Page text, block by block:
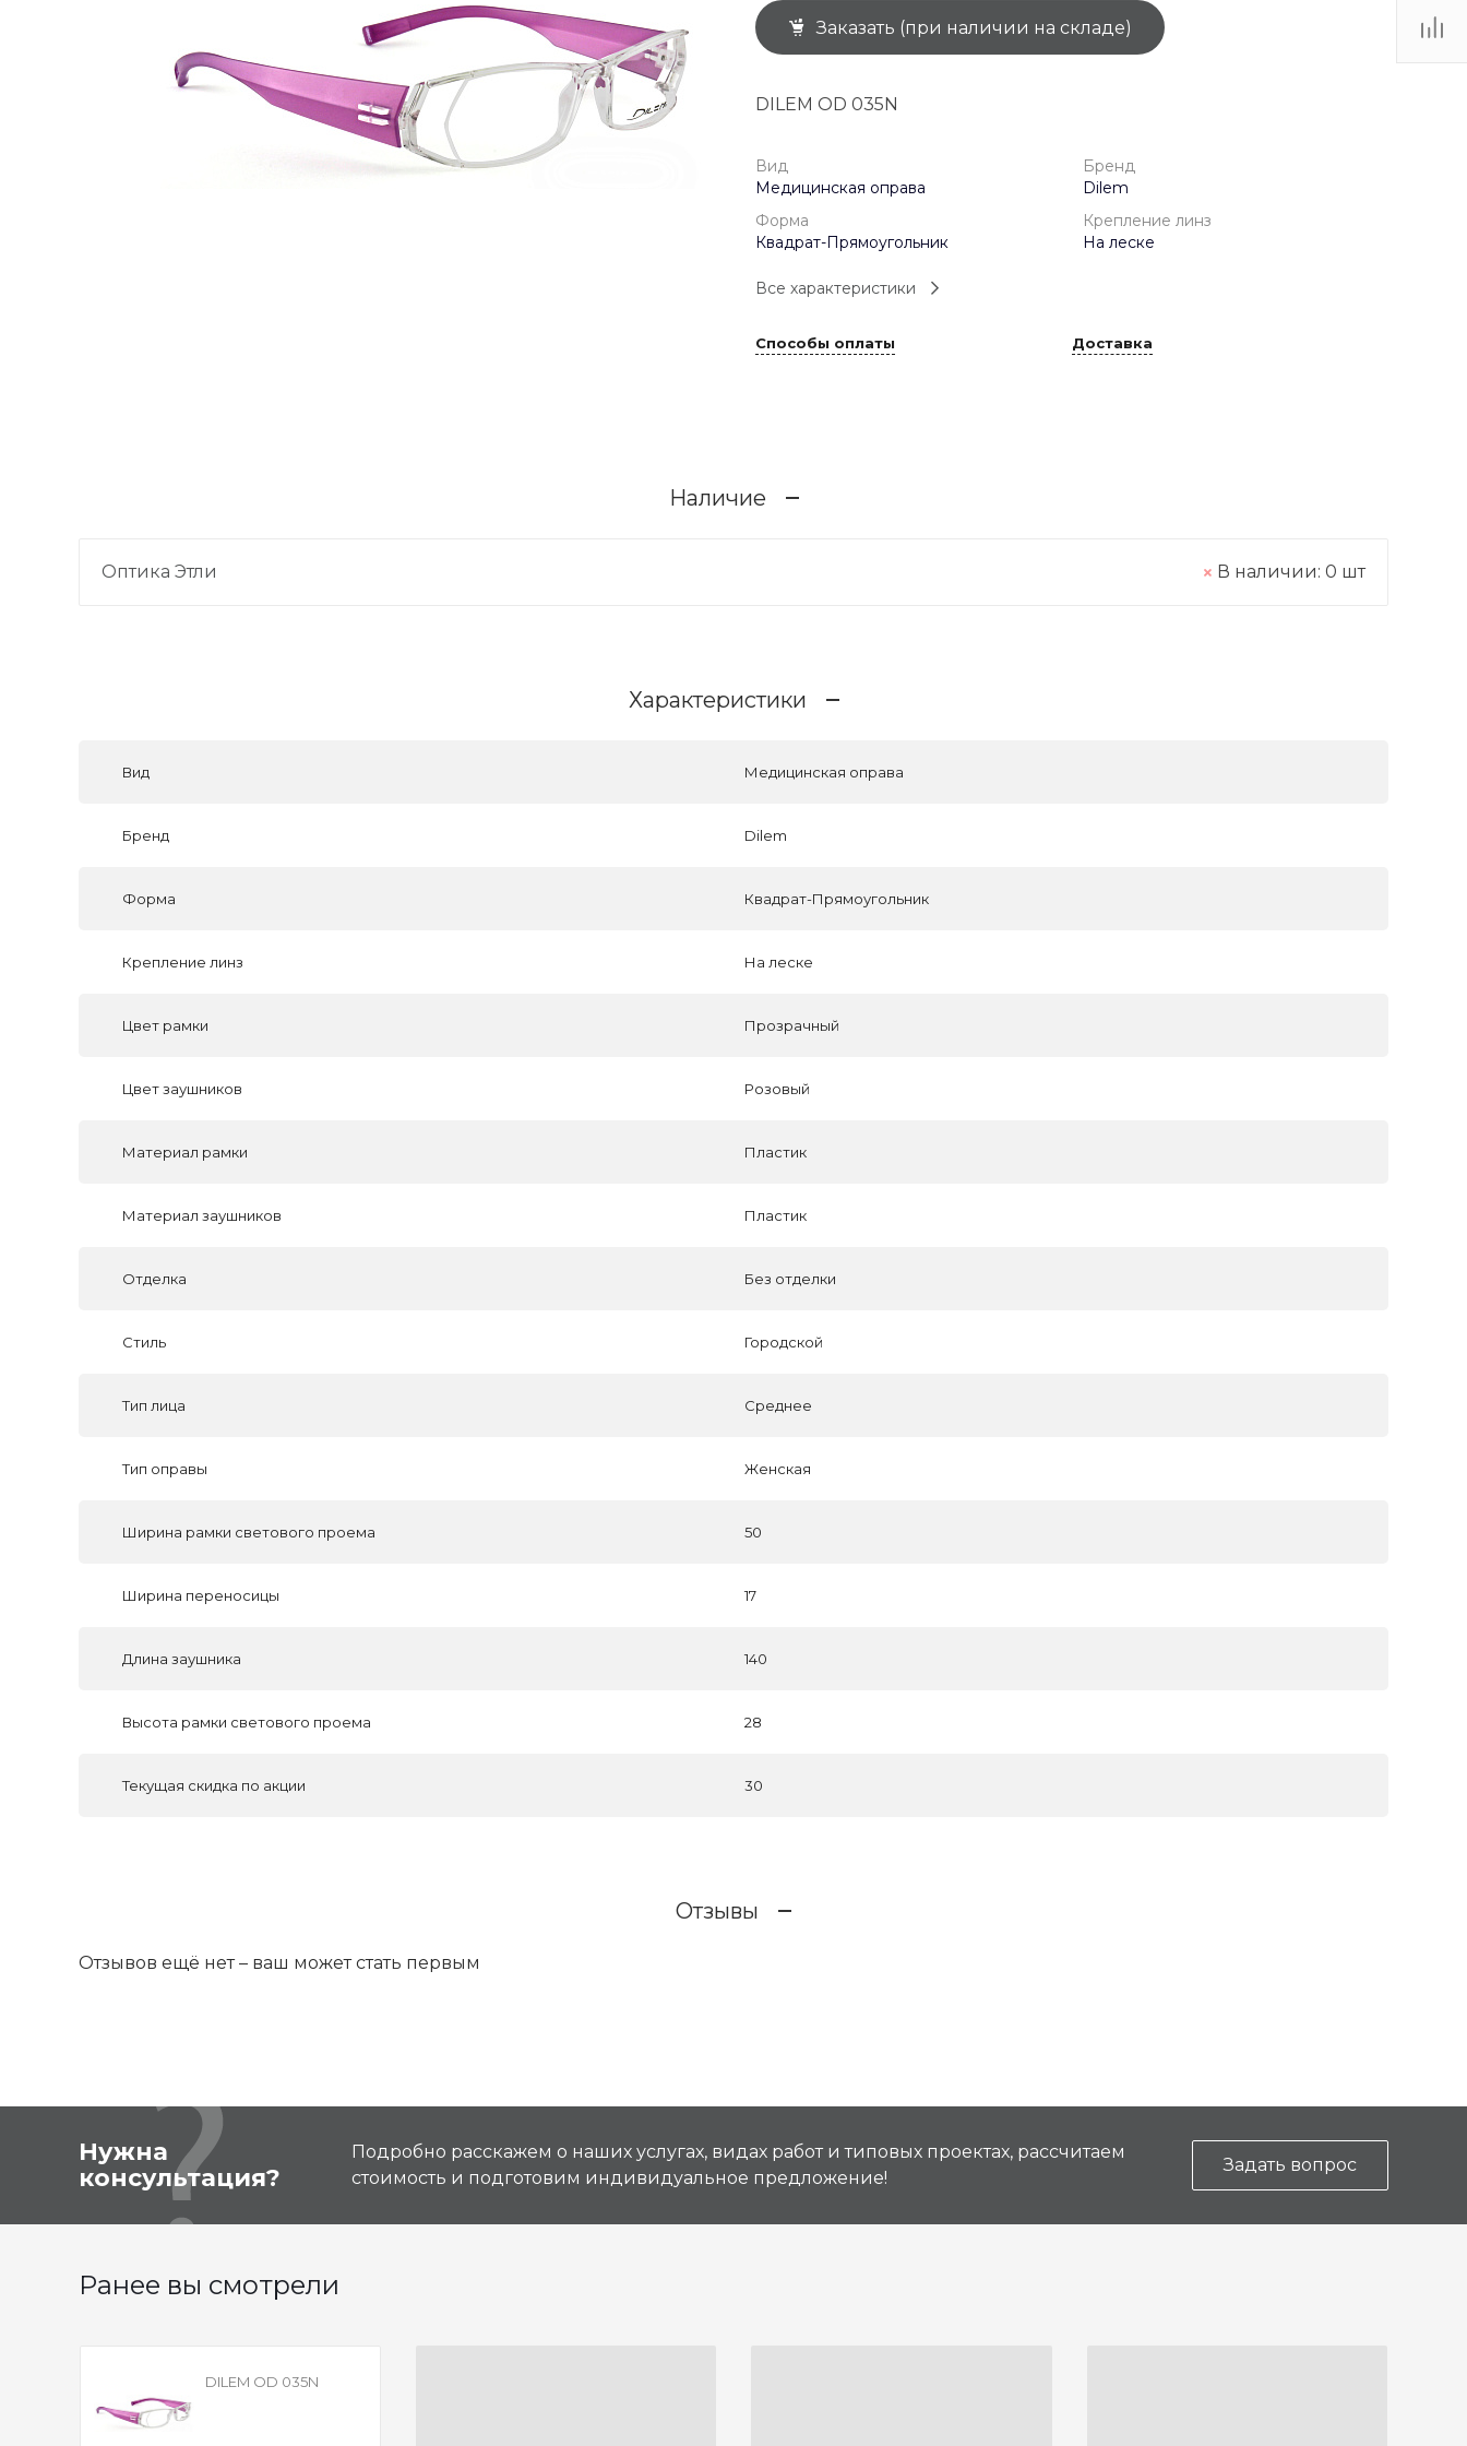
+7 (926) 092 4274
г. Королёв, пр-т
(0-9)
1 мая: 10:00-19:00
9 мая: 10:00-19:00
Заказать (при наличии на складе)
DILEM OD 035N
Вид
Медицинская оправа
Бренд
Dilem
Форма
Квадрат-Прямоугольник
Крепление линз
На леске
Все характеристики
Способы оплаты Доставка
Наличие
Оптика Этли В наличии: 0 шт
Характеристики
Вид Медицинская оправа
Бренд Dilem
Форма Квадрат-Прямоугольник
Крепление линз На леске
Цвет рамки Прозрачный
Цвет заушников Розовый
Материал рамки Пластик
Материал заушников Пластик
Отделка Без отделки
Стиль Городской
Тип лица Среднее
Тип оправы Женская
Ширина рамки светового проема 50
Ширина переносицы 17
Длина заушника 140
Высота рамки светового проема 28
Текущая скидка по акции 30
Отзывы
Отзывов ещё нет – ваш может стать первым
Нужна
консультация?
Подробно расскажем о наших услугах, видах работ и типовых проектах, рассчитаем
стоимость и подготовим индивидуальное предложение!
Задать вопрос
Ранее вы смотрели
DILEM OD 035N